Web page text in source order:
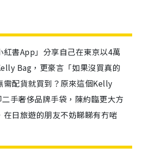
紅書App」分享自己在東京以4萬
Bag，更豪言「如果沒買真的
需配貨就買到？原來這個Kelly
手奢侈品牌手袋，陳約臨更大方
在日旅遊的朋友不妨睇睇有冇啱